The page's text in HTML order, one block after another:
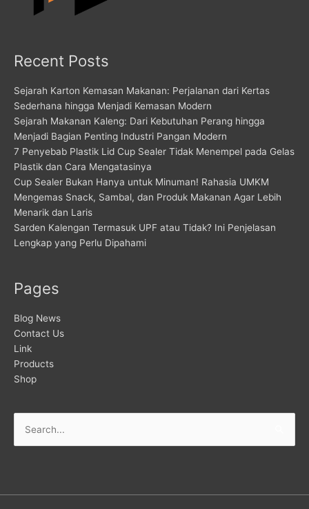
Recent Posts
Sejarah Karton Kemasan Makanan: Perjalanan dari Kertas
Sederhana hingga Menjadi Kemasan Modern
Sejarah Makanan Kaleng: Dari Kebutuhan Perang hingga
Menjadi Bagian Penting Industri Pangan Modern
7 Penyebab Plastik Lid Cup Sealer Tidak Menempel pada Gelas
Plastik dan Cara Mengatasinya
Cup Sealer Bukan Hanya untuk Minuman! Rahasia UMKM
Mengemas Snack, Sambal, dan Produk Makanan Agar Lebih
Menarik dan Laris
Sarden Kalengan Termasuk UPF atau Tidak? Ini Penjelasan
Lengkap yang Perlu Dipahami
Pages
Blog News
Contact Us
Link
Products
Shop